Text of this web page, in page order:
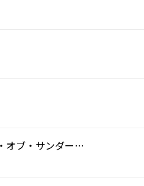
ジャッジメント・ナイツ・オブ・サンダー～伝説の勇者